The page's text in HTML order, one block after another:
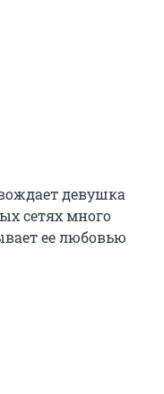
девушка
сетях много
ее любовью